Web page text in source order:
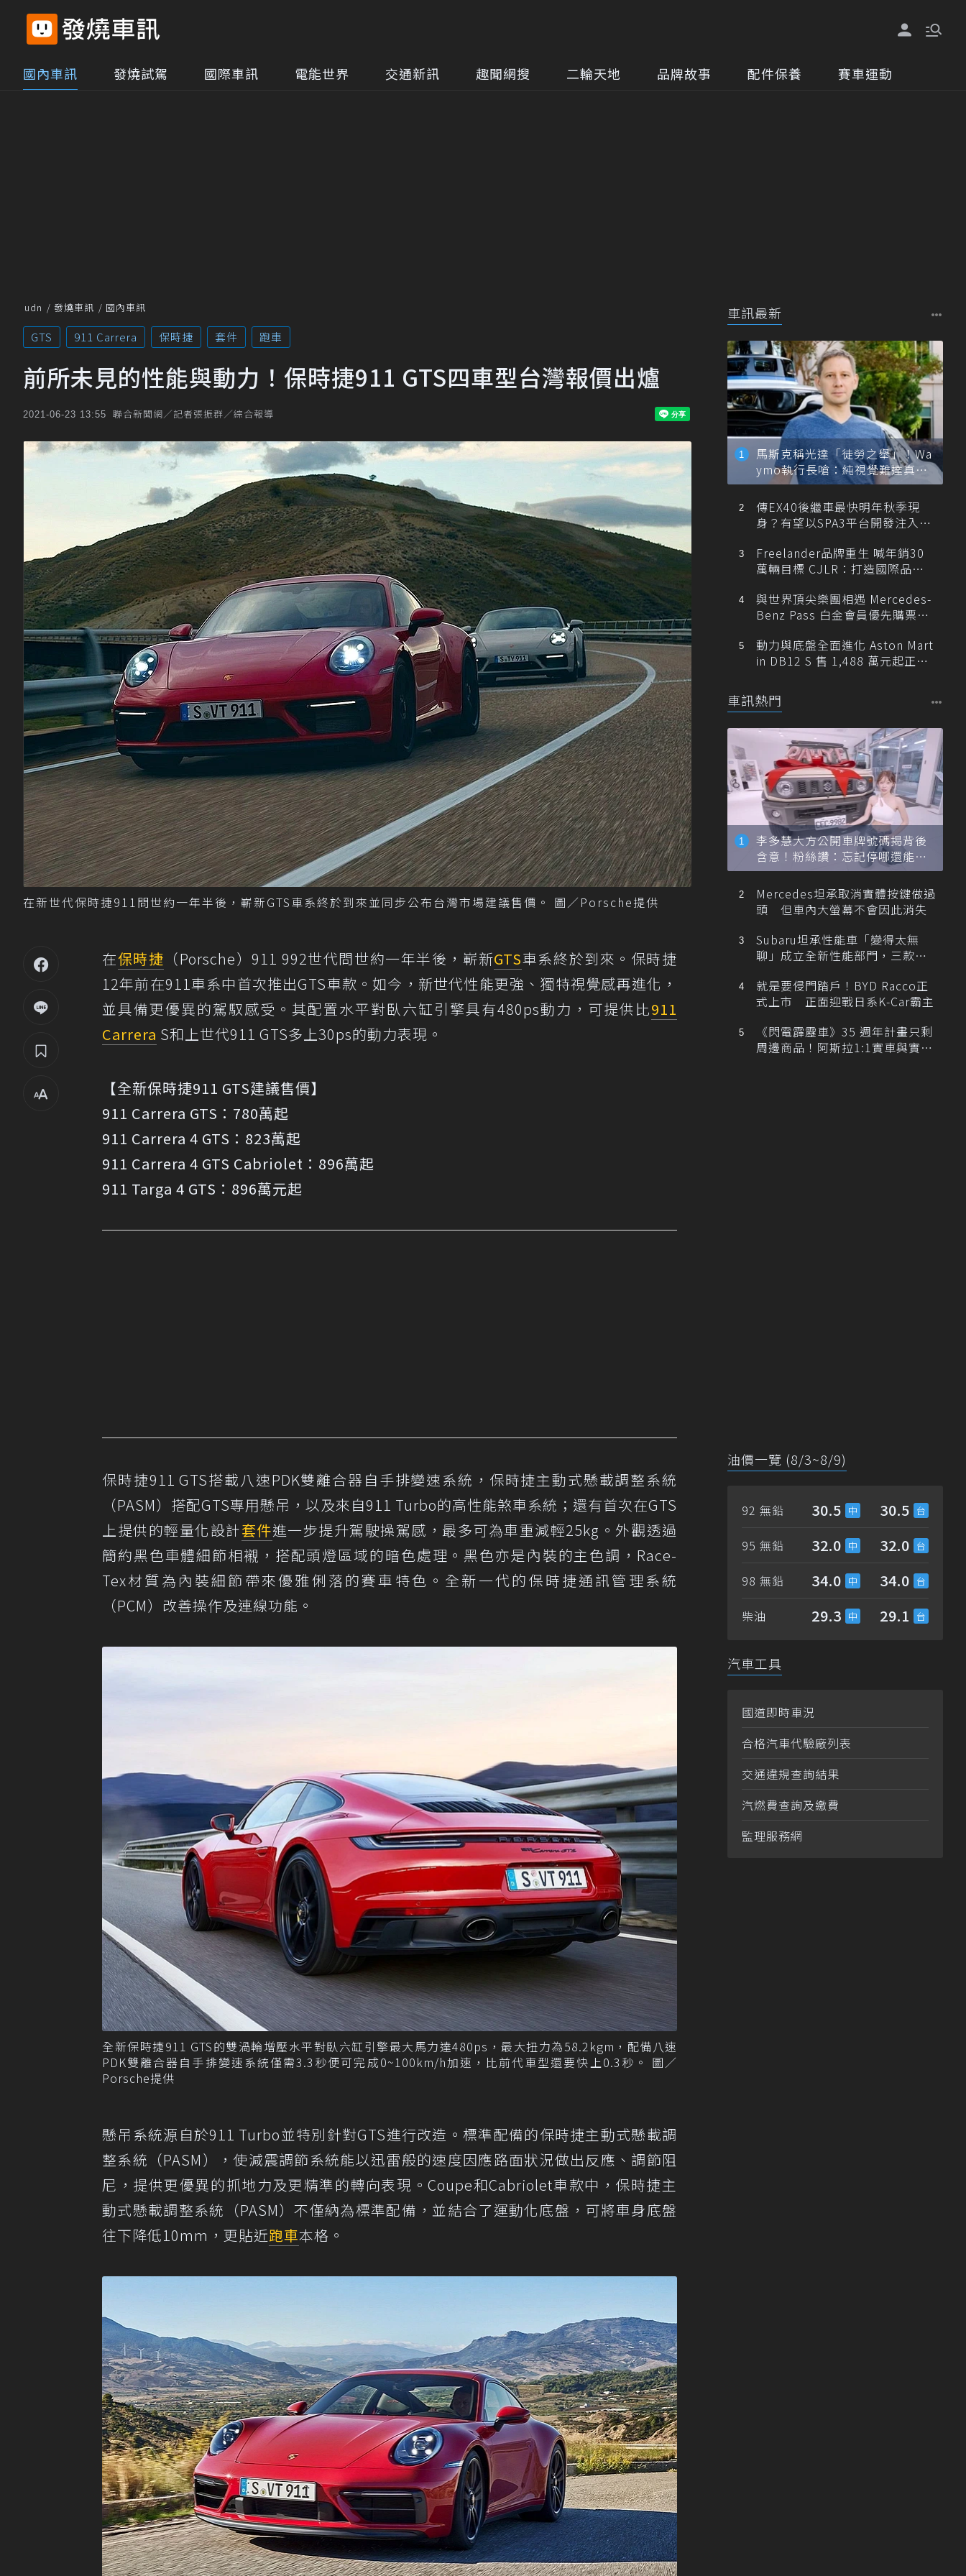
國內車訊 發燒試駕 國際車訊 電能世界 交通新訊 趣聞網搜 二輪天地 品牌故事 配件保養 賽車運動
udn 發燒車訊 國內車訊
GTS 911 Carrera 保時捷 套件 跑車
前所未見的性能與動力！保時捷911 GTS四車型台灣報價出爐
2021-06-23 13:55 聯合新聞網／記者張振群／綜合報導
在新世代保時捷911問世約一年半後，嶄新GTS車系終於到來並同步公布台灣市場建議售價。 圖／Porsche提供
在保時捷 （Porsche）911 992世代問世約一年半後，嶄新GTS車系終於到來。保時捷
12年前在911車系中首次推出GTS車款。如今，新世代性能更強、獨特視覺感再進化，
並具備更優異的駕馭感受。其配置水平對臥六缸引擎具有480ps動力，可提供比911
Carrera S和上世代911 GTS多上30ps的動力表現。
【全新保時捷911 GTS建議售價】
911 Carrera GTS：780萬起
911 Carrera 4 GTS：823萬起
911 Carrera 4 GTS Cabriolet：896萬起
911 Targa 4 GTS：896萬元起
保時捷911 GTS搭載八速PDK雙離合器自手排變速系統，保時捷主動式懸載調整系統
（PASM）搭配GTS專用懸吊，以及來自911 Turbo的高性能煞車系統；還有首次在GTS
上提供的輕量化設計套件進一步提升駕駛操駕感，最多可為車重減輕25kg。外觀透過
簡約黑色車體細節相襯，搭配頭燈區域的暗色處理。黑色亦是內裝的主色調，Race-
Tex材質為內裝細節帶來優雅俐落的賽車特色。全新一代的保時捷通訊管理系統
（PCM）改善操作及連線功能。
全新保時捷911 GTS的雙渦輪增壓水平對臥六缸引擎最大馬力達480ps，最大扭力為58.2kgm，配備八速
PDK雙離合器自手排變速系統僅需3.3秒便可完成0~100km/h加速，比前代車型還要快上0.3秒。 圖／
Porsche提供
懸吊系統源自於911 Turbo並特別針對GTS進行改造。標準配備的保時捷主動式懸載調
整系統（PASM），使減震調節系統能以迅雷般的速度因應路面狀況做出反應、調節阻
尼，提供更優異的抓地力及更精準的轉向表現。Coupe和Cabriolet車款中，保時捷主
動式懸載調整系統（PASM）不僅納為標準配備，並結合了運動化底盤，可將車身底盤
往下降低10mm，更貼近跑車本格。
車訊最新
馬斯克稱光達「徒勞之舉」！Wa
ymo執行長嗆：純視覺難達真正
自動駕駛
傳EX40後繼車最快明年秋季現
身？有望以SPA3平台開發注入80
Freelander品牌重生 喊年銷30
萬輛目標 CJLR：打造國際品牌
與世界頂尖樂團相遇 Mercedes-
Benz Pass 白金會員優先購票維
動力與底盤全面進化 Aston Mart
in DB12 S 售 1,488 萬元起正式
車訊熱門
李多慧大方公開車牌號碼揭背後
含意！粉絲讚：忘記停哪還能幫
忙找車
Mercedes坦承取消實體按鍵做過
頭 但車內大螢幕不會因此消失
Subaru坦承性能車「變得太無
聊」成立全新性能部門，三款手
就是要侵門踏戶！BYD Racco正
式上市 正面迎戰日系K-Car霸主
《閃電霹靂車》35 週年計畫只剩
周邊商品！阿斯拉1:1實車與實體
油價一覽 (8/3~8/9)
92 無鉛 30.5 30.5
95 無鉛 32.0 32.0
98 無鉛 34.0 34.0
柴油 29.3 29.1
汽車工具
國道即時車況
合格汽車代驗廠列表
交通違規查詢結果
汽燃費查詢及繳費
監理服務網